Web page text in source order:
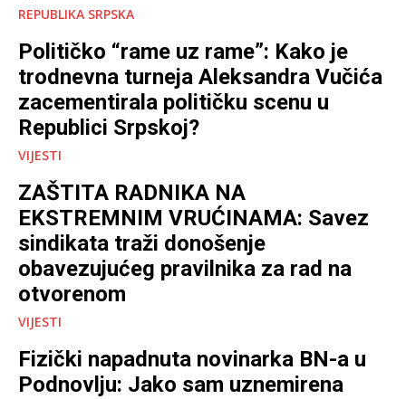
REPUBLIKA SRPSKA
Političko “rame uz rame”: Kako je
trodnevna turneja Aleksandra Vučića
zacementirala političku scenu u
Republici Srpskoj?
VIJESTI
ZAŠTITA RADNIKA NA
EKSTREMNIM VRUĆINAMA: Savez
sindikata traži donošenje
obavezujućeg pravilnika za rad na
otvorenom
VIJESTI
Fizički napadnuta novinarka BN-a u
Podnovlju: Jako sam uznemirena